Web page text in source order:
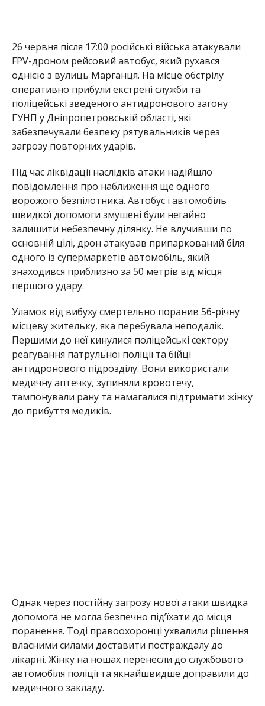
26 червня після 17:00 російські війська атакували
FPV-дроном рейсовий автобус, який рухався
однією з вулиць Марганця. На місце обстрілу
оперативно прибули екстрені служби та
поліцейські зведеного антидронового загону
ГУНП у Дніпропетровській області, які
забезпечували безпеку рятувальників через
загрозу повторних ударів.
Під час ліквідації наслідків атаки надійшло
повідомлення про наближення ще одного
ворожого безпілотника. Автобус і автомобіль
швидкої допомоги змушені були негайно
залишити небезпечну ділянку. Не влучивши по
основній цілі, дрон атакував припаркований біля
одного із супермаркетів автомобіль, який
знаходився приблизно за 50 метрів від місця
першого удару.
Уламок від вибуху смертельно поранив 56-річну
місцеву жительку, яка перебувала неподалік.
Першими до неї кинулися поліцейські сектору
реагування патрульної поліції та бійці
антидронового підрозділу. Вони використали
медичну аптечку, зупиняли кровотечу,
тампонували рану та намагалися підтримати жінку
до прибуття медиків.
Однак через постійну загрозу нової атаки швидка
допомога не могла безпечно під’їхати до місця
поранення. Тоді правоохоронці ухвалили рішення
власними силами доставити постраждалу до
лікарні. Жінку на ношах перенесли до службового
автомобіля поліції та якнайшвидше доправили до
медичного закладу.